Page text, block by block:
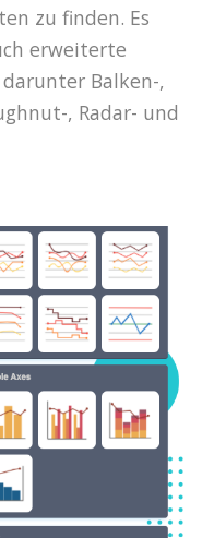
zu finden. Es
erweiterte
Balken-,
, Radar- und